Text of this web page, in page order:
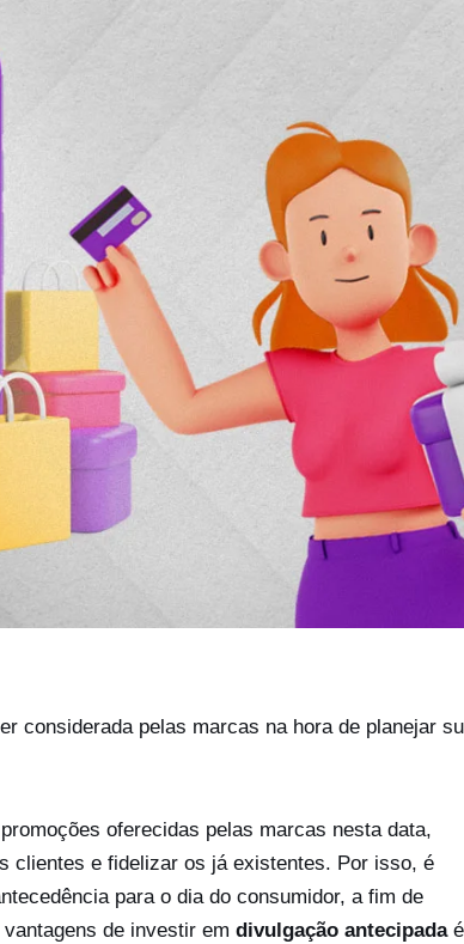
considerada pelas marcas na hora de planejar
oferecidas pelas marcas nesta data,
clientes e fidelizar os já existentes. Por isso, é
para o dia do consumidor, a fim de
de investir em divulgação antecipadaé